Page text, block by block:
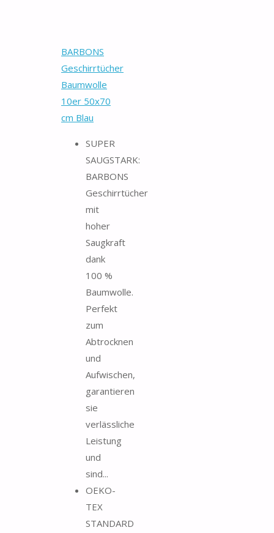
BARBONS
Geschirrtücher
Baumwolle
10er 50x70
cm Blau
SUPER
SAUGSTARK:
BARBONS
Geschirrtücher
mit
hoher
Saugkraft
dank
100 %
Baumwolle.
Perfekt
zum
Abtrocknen
und
Aufwischen,
garantieren
sie
verlässliche
Leistung
und
sind...
OEKO-
TEX
STANDARD